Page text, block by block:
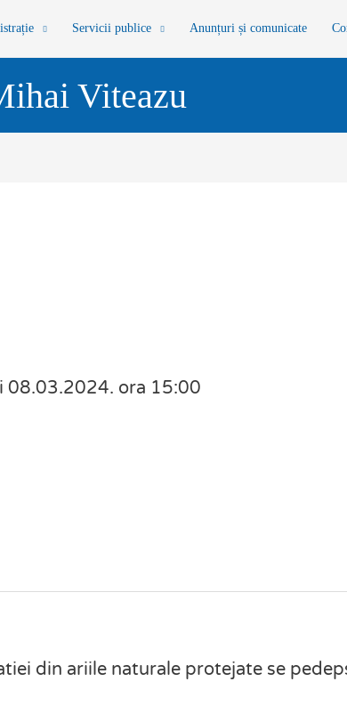
Servicii publice Anunțuri și comunicate
Viteazu
08.03.2024. ora 15:00
din ariile naturale protejate se